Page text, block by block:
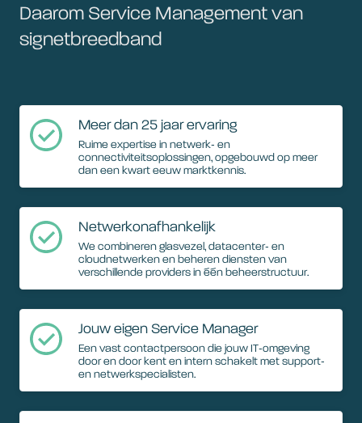
Daarom Service Management van
signetbreedband
Meer dan 25 jaar ervaring
Ruime expertise in netwerk‑ en
connectiviteitsoplossingen, opgebouwd op meer
dan een kwart eeuw marktkennis.
Netwerkonafhankelijk
We combineren glasvezel, datacenter‑ en
cloudnetwerken en beheren diensten van
verschillende providers in één beheerstructuur.
Jouw eigen Service Manager
Een vast contactpersoon die jouw IT‑omgeving
door en door kent en intern schakelt met support‑
en netwerkspecialisten.